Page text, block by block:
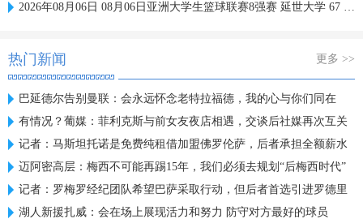
2026年08月06日 08月06日亚洲大学生篮球联赛8强赛 延世大学 67 - 72 政治大学 集锦
热门新闻 更多 >>
巴延德尔告别曼联：会永远怀念老特拉福德，我的心与你们同在
有情况？葡媒：菲利克斯与前女友夜店相遇，交谈后社媒再次互关
记者：马斯坦托诺是免费纯租借加盟佛罗伦萨，后者承担全额薪水
迈阿密高层：梅西不可能再踢15年，我们必须去规划“后梅西时代”
记者：罗梅罗经纪团队希望巴萨采取行动，但后者首选引进罗德里
湖人新援扎威：会在场上展现活力和努力 防守对方最好的球员